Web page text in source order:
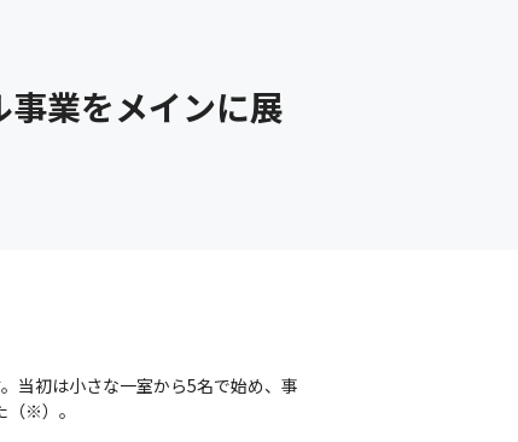
業をメインに展
当初は小さな一室から5名で始め、事
（※）。